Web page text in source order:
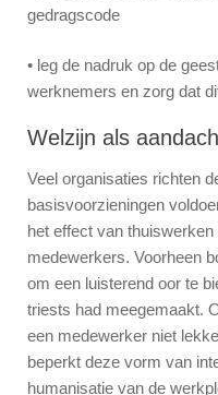
gedragscode
• leg de nadruk op de
werknemers en zorg dat
Welzijn als
Veel organisaties richten
basisvoorzieningen
het effect van
medewerkers. Voorheen
om een luisterend oor te
triests had meegemaakt.
een medewerker niet
beperkt deze vorm van
humanisatie van de